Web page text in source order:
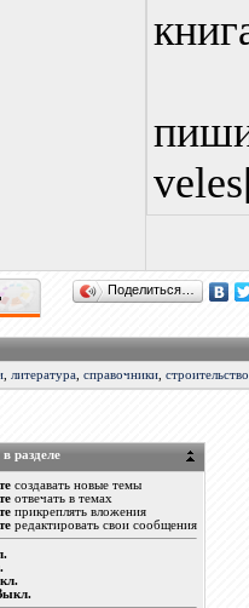
Поделиться…
, литература, справочники, строительство
разделе
создавать новые темы
отвечать в темах
прикреплять вложения
редактировать свои сообщения